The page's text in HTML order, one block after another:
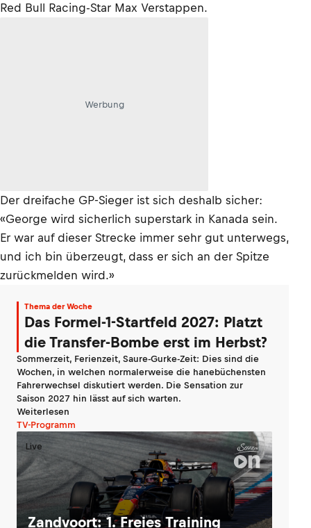
Red Bull Racing-Star Max Verstappen.
Werbung
Der dreifache GP-Sieger ist sich deshalb sicher:
«George wird sicherlich superstark in Kanada sein.
Er war auf dieser Strecke immer sehr gut unterwegs,
und ich bin überzeugt, dass er sich an der Spitze
zurückmelden wird.»
Thema der Woche
Das Formel-1-Startfeld 2027: Platzt
die Transfer-Bombe erst im Herbst?
Sommerzeit, Ferienzeit, Saure-Gurke-Zeit: Dies sind die
Wochen, in welchen normalerweise die hanebüchensten
Fahrerwechsel diskutiert werden. Die Sensation zur
Saison 2027 hin lässt auf sich warten.
Weiterlesen
TV-Programm
Live
Zandvoort: 1. Freies Training